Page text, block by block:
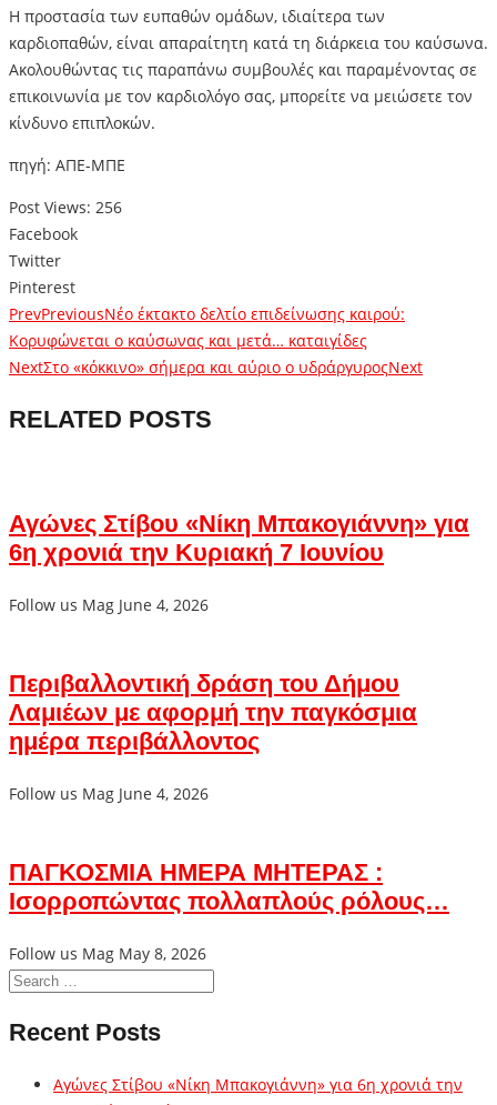
Η προστασία των ευπαθών ομάδων, ιδιαίτερα των
καρδιοπαθών, είναι απαραίτητη κατά τη διάρκεια του καύσωνα.
Ακολουθώντας τις παραπάνω συμβουλές και παραμένοντας σε
επικοινωνία με τον καρδιολόγο σας, μπορείτε να μειώσετε τον
κίνδυνο επιπλοκών.
πηγή: ΑΠΕ-ΜΠΕ
Post Views: 256
Facebook
Twitter
Pinterest
PrevPreviousΝέο έκτακτο δελτίο επιδείνωσης καιρού:
Κορυφώνεται ο καύσωνας και μετά… καταιγίδες
NextΣτο «κόκκινο» σήμερα και αύριο ο υδράργυροςNext
RELATED POSTS
Αγώνες Στίβου «Νίκη Μπακογιάννη» για
6η χρονιά την Κυριακή 7 Ιουνίου
Follow us Mag June 4, 2026
Περιβαλλοντική δράση του Δήμου
Λαμιέων με αφορμή την παγκόσμια
ημέρα περιβάλλοντος
Follow us Mag June 4, 2026
ΠΑΓΚΟΣΜΙΑ ΗΜΕΡΑ ΜΗΤΕΡΑΣ :
Ισορροπώντας πολλαπλούς ρόλους…
Follow us Mag May 8, 2026
Recent Posts
Αγώνες Στίβου «Νίκη Μπακογιάννη» για 6η χρονιά την